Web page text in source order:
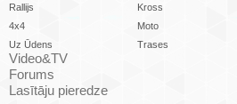
Rallijs Kross
4x4
Moto
Uz Ūdens
Trases
Video&TV
Forums
Lasītāju pieredze